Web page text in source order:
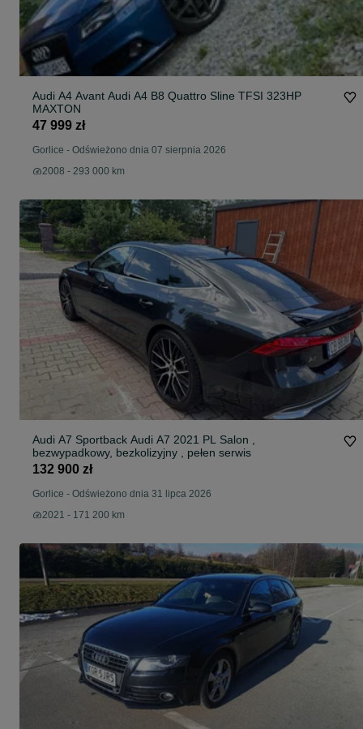
Audi A4 Avant Audi A4 B8 Quattro Sline TFSI 323HP
MAXTON
47 999 zł
Gorlice - Odświeżono dnia 07 sierpnia 2026
2008 - 293 000 km
Audi A7 Sportback Audi A7 2021 PL Salon ,
bezwypadkowy, bezkolizyjny , pełen serwis
132 900 zł
Gorlice - Odświeżono dnia 31 lipca 2026
2021 - 171 200 km